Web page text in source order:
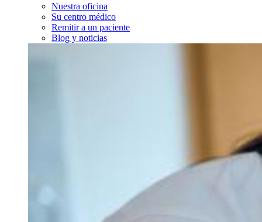
Nuestra oficina
Su centro médico
Remitir a un paciente
Blog y noticias